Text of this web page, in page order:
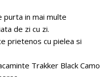
purta in mai multe
de zi cu zi.
prietenos cu pielea si
Trakker Black Camo